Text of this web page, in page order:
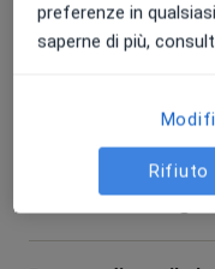
Prestazioni e prezzi
Esame audiometrico
40 € - 50 € Dettagli
preferenze in
saperne di più,
Rifiuto